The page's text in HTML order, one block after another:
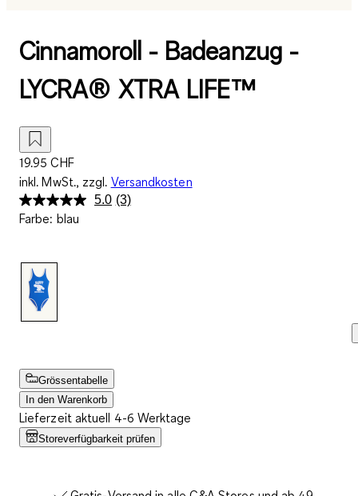
Cinnamoroll - Badeanzug -
LYCRA® XTRA LIFE™
19.95 CHF
inkl. MwSt., zzgl. Versandkosten
5.0 3
(3)
Farbe: blau
Grössentabelle
In den Warenkorb
Lieferzeit aktuell 4-6 Werktage
Storeverfügbarkeit prüfen